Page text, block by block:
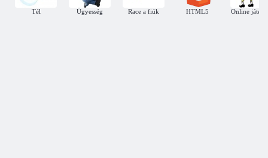
Tél Ügyesség Race a fiúk HTML5 Online